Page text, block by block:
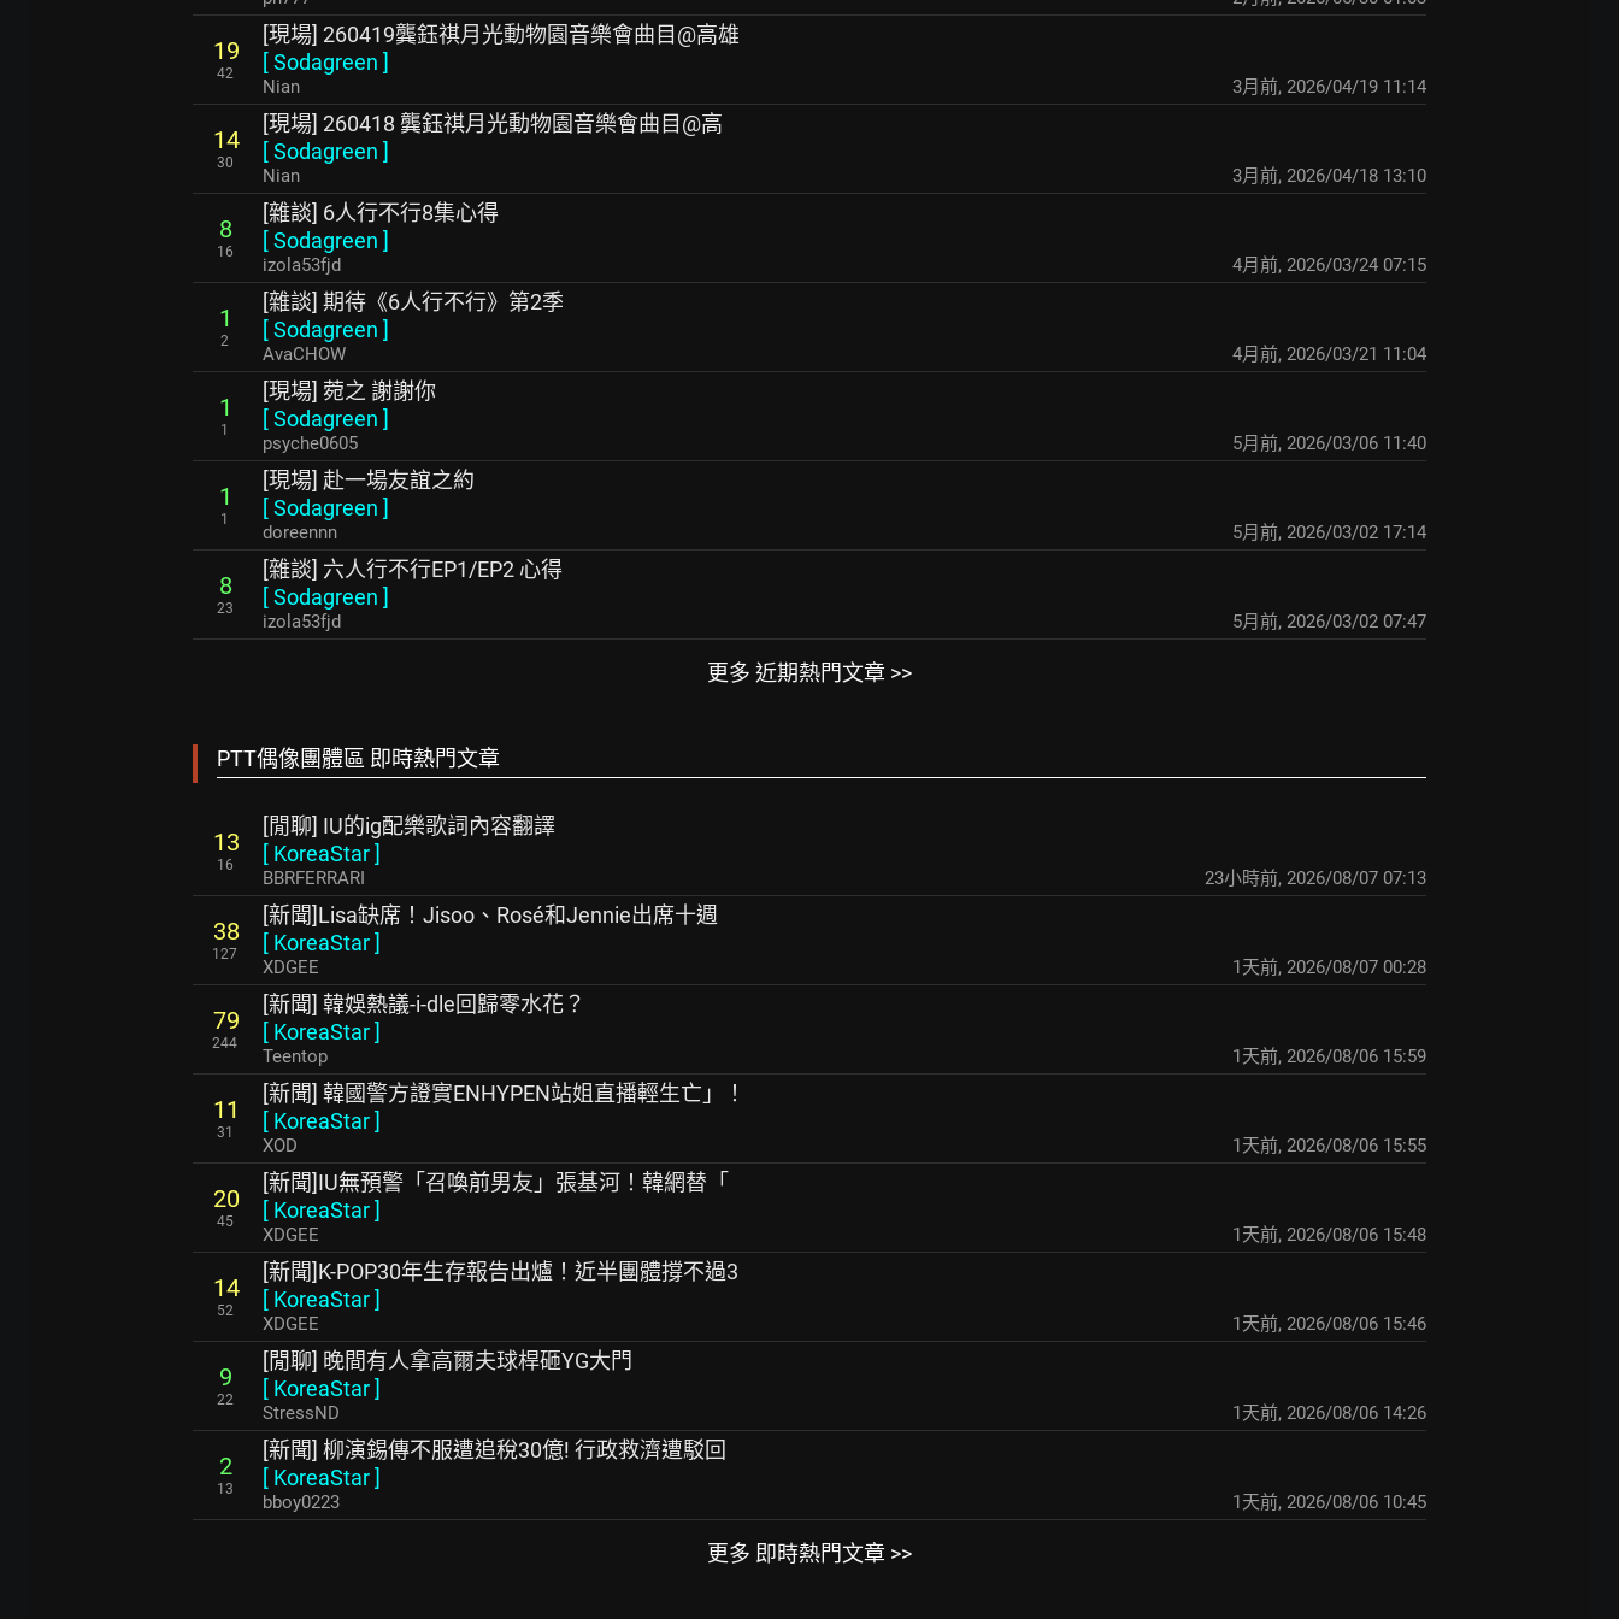
19
42
[現場] 260419龔鈺祺月光動物園音樂會曲目@高雄
[Sodagreen ]
Nian 3月前, 2026/04/19 11:14
14
30
[現場] 260418 龔鈺祺月光動物園音樂會曲目@高
[Sodagreen ]
Nian 3月前, 2026/04/18 13:10
8
16
[雜談] 6人行不行8集心得
[Sodagreen ]
izola53fjd 4月前, 2026/03/24 07:15
1
2
[雜談] 期待《6人行不行》第2季
[Sodagreen ]
AvaCHOW 4月前, 2026/03/21 11:04
1
1
[現場] 菀之 謝謝你
[Sodagreen ]
psyche0605 5月前, 2026/03/06 11:40
1
1
[現場] 赴一場友誼之約
[Sodagreen ]
doreennn 5月前, 2026/03/02 17:14
8
23
[雜談] 六人行不行EP1/EP2 心得
[Sodagreen ]
izola53fjd 5月前, 2026/03/02 07:47
更多 近期熱門文章 >>
PTT偶像團體區 即時熱門文章
13
16
[閒聊] IU的ig配樂歌詞內容翻譯
[ KoreaStar]
BBRFERRARI 23小時前, 2026/08/07 07:13
38
127
[新聞]Lisa缺席！Jisoo、Rosé和Jennie出席十週
[ KoreaStar]
XDGEE 1天前, 2026/08/07 00:28
79
244
[新聞] 韓娛熱議-i-dle回歸零水花？
[ KoreaStar]
Teentop 1天前, 2026/08/06 15:59
11
31
[新聞] 韓國警方證實ENHYPEN站姐直播輕生亡」！
[ KoreaStar]
XOD 1天前, 2026/08/06 15:55
20
45
[新聞]IU無預警「召喚前男友」張基河！韓網替「
[ KoreaStar]
XDGEE 1天前, 2026/08/06 15:48
14
52
[新聞]K-POP30年生存報告出爐！近半團體撐不過3
[ KoreaStar]
XDGEE 1天前, 2026/08/06 15:46
9
22
[閒聊] 晚間有人拿高爾夫球桿砸YG大門
[ KoreaStar]
StressND 1天前, 2026/08/06 14:26
2
13
[新聞] 柳演錫傳不服遭追稅30億! 行政救濟遭駁回
[ KoreaStar]
bboy0223 1天前, 2026/08/06 10:45
更多 即時熱門文章 >>